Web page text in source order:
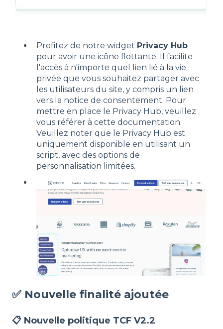
Profitez de notre widget Privacy Hub
pour avoir une icône flottante. Il facilite
l'accès à n'importe quel lien lié à la vie
privée que vous souhaitez partager avec
les utilisateurs du site, y compris un lien
vers la notice de consentement. Pour
mettre en place le Privacy Hub, veuillez
vous référer à cette documentation.
Veuillez noter que le Privacy Hub est
uniquement disponible en utilisant un
script, avec des options de
personnalisation limitées.
✅ Nouvelle finalité ajoutée
📋 Nouvelle politique TCF V2.2